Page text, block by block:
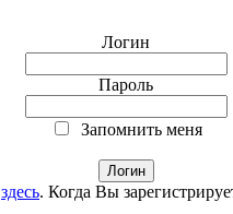
Логин
Пароль
Запомнить меня
здесь. Когда Вы